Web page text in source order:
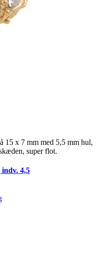
15 x 7 mm med 5,5 mm hul,
super flot.
4,5